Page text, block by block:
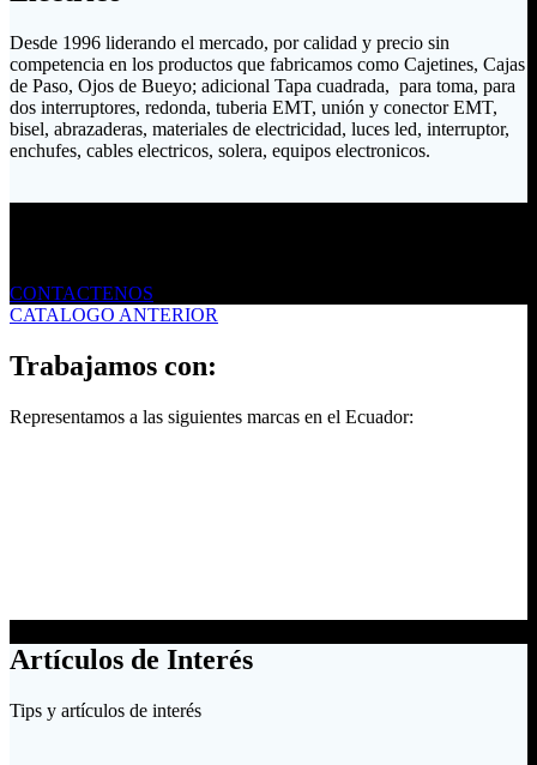
Desde 1996 liderando el mercado, por calidad y precio sin
competencia en los productos que fabricamos como Cajetines, Cajas
de Paso, Ojos de Bueyo; adicional Tapa cuadrada, para toma, para
dos interruptores, redonda, tuberia EMT, unión y conector EMT,
bisel, abrazaderas, materiales de electricidad, luces led, interruptor,
enchufes, cables electricos, solera, equipos electronicos.
CONTACTENOS
CATALOGO ANTERIOR
Trabajamos con:
Representamos a las siguientes marcas en el Ecuador:
Artículos de Interés
Tips y artículos de interés